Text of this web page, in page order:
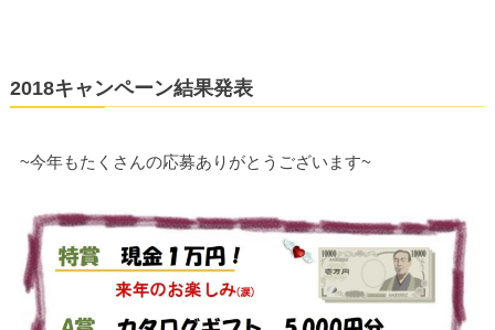
2018キャンペーン結果発表
~今年もたくさんの応募ありがとうございます~